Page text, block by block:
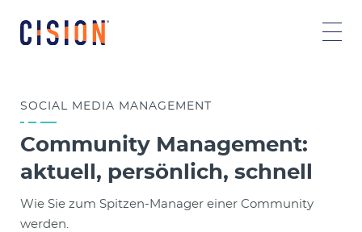
SOCIAL MEDIA MANAGEMENT
Community Management:
aktuell, persönlich, schnell
Wie Sie zum Spitzen-Manager einer Community
werden.